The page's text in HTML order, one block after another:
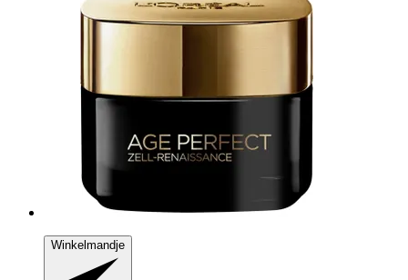
Winkelmandje